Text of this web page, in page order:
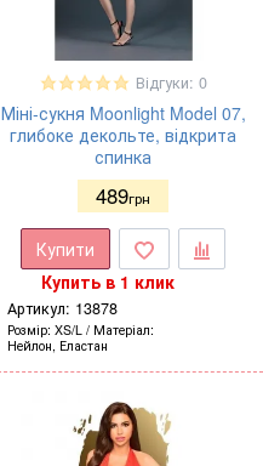
Відгуки: 0
Міні-сукня Moonlight Model 07,
глибоке декольте, відкрита
спинка
489грн
Купити
Купить в 1 клик
Артикул: 13878
Розмір XS/L
Матеріал
Нейлон, Еластан